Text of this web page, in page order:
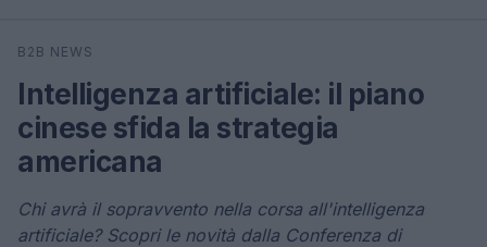
Cerca
B2B NEWS
Intelligenza artificiale: il piano
cinese sfida la strategia
americana
Chi avrà il sopravvento nella corsa all'intelligenza
artificiale? Scopri le novità dalla Conferenza di